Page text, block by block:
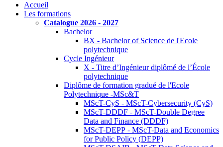
Accueil
Les formations
Catalogue 2026 - 2027
Bachelor
BX - Bachelor of Science de l'Ecole
polytechnique
Cycle Ingénieur
X - Titre d’Ingénieur diplômé de l’École
polytechnique
Diplôme de formation gradué de l'Ecole
Polytechnique -MSc&T
MScT-CyS - MScT-Cybersecurity (CyS)
MScT-DDDF - MScT-Double Degree
Data and Finance (DDDF)
MScT-DEPP - MScT-Data and Economics
for Public Policy (DEPP)